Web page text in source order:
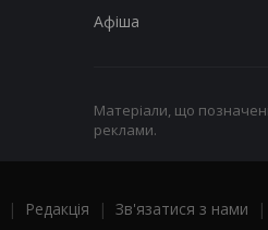
Афіша
Матеріали, що
реклами.
| Редакція | Зв'язатися з нами |